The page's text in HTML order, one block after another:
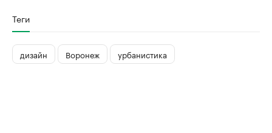
Теги
дизайн Воронеж урбанистика